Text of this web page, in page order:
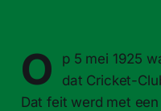
O
p 5 mei 1925
dat Cricket-
Dat feit werd met